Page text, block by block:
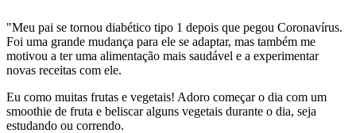
"Meu pai se tornou diabético tipo 1 depois que pegou Coronavírus.
Foi uma grande mudança para ele se adaptar, mas também me
motivou a ter uma alimentação mais saudável e a experimentar
novas receitas com ele.
Eu como muitas frutas e vegetais! Adoro começar o dia com um
smoothie de fruta e beliscar alguns vegetais durante o dia, seja
estudando ou correndo.